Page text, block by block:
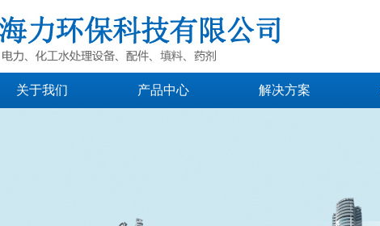
关于我们 产品中心 解决方案